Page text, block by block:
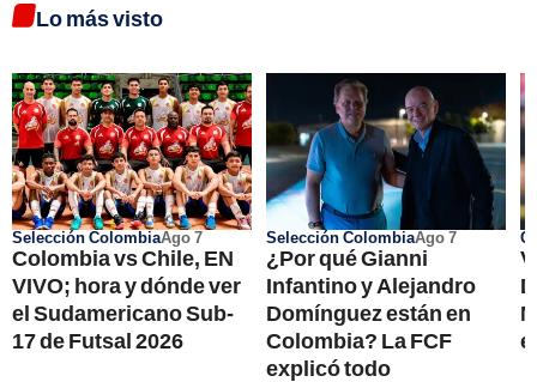
Lo más visto
Selección ColombiaAgo 7
Colombia vs Chile, EN
VIVO; hora y dónde ver
el Sudamericano Sub-
17 de Futsal 2026
Selección ColombiaAgo 7
¿Por qué Gianni
Infantino y Alejandro
Domínguez están en
Colombia? La FCF
explicó todo